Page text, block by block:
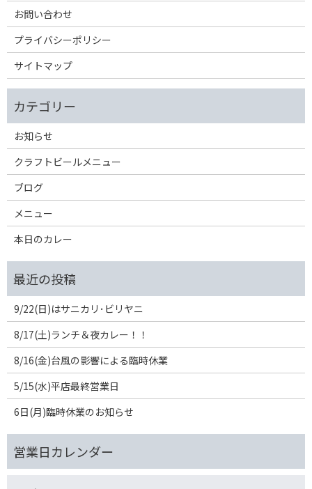
お問い合わせ
プライバシーポリシー
サイトマップ
お知らせ
クラフトビールメニュー
ブログ
メニュー
本日のカレー
9/22(日)はサニカリ･ビリヤニ
8/17(土)ランチ＆夜カレー！！
8/16(金)台風の影響による臨時休業
5/15(水)平店最終営業日
6日(月)臨時休業のお知らせ